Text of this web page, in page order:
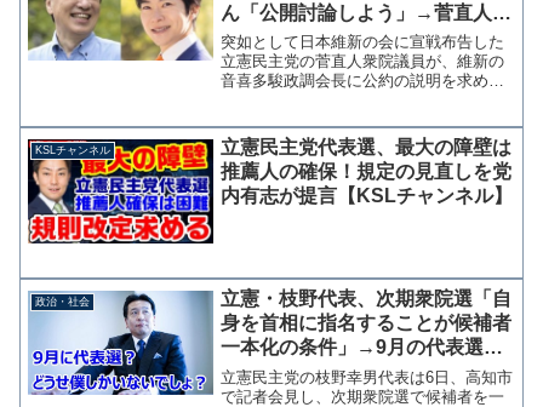
ん「公開討論しよう」→菅直人さ
ん逃げる「言い負かそうとの狙い
だ」
突如として日本維新の会に宣戦布告した
立憲民主党の菅直人衆院議員が、維新の
音喜多駿政調会長に公約の説明を求めな
る。菅直人議員が「問いたい、お聞きし
たい」と私を指名して発...
KSLチャンネル
立憲民主党代表選、最大の障壁は
推薦人の確保！規定の見直しを党
内有志が提言【KSLチャンネル】
政治・社会
立憲・枝野代表、次期衆院選「自
身を首相に指名することが候補者
一本化の条件」→9月の代表選を
無視した傲慢発言
立憲民主党の枝野幸男代表は6日、高知市
で記者会見し、次期衆院選で候補者を一